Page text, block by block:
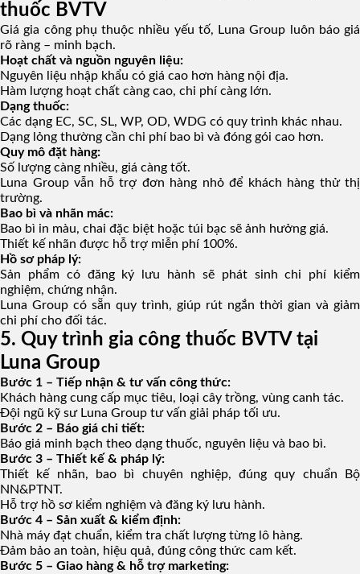
thuốc BVTV
Giá gia công phụ thuộc nhiều yếu tố, Luna Group luôn báo giá
rõ ràng – minh bạch.
Hoạt chất và nguồn nguyên liệu:
Nguyên liệu nhập khẩu có giá cao hơn hàng nội địa.
Hàm lượng hoạt chất càng cao, chi phí càng lớn.
Dạng thuốc:
Các dạng EC, SC, SL, WP, OD, WDG có quy trình khác nhau.
Dạng lỏng thường cần chi phí bao bì và đóng gói cao hơn.
Quy mô đặt hàng:
Số lượng càng nhiều, giá càng tốt.
Luna Group vẫn hỗ trợ đơn hàng nhỏ để khách hàng thử thị
trường.
Bao bì và nhãn mác:
Bao bì in màu, chai đặc biệt hoặc túi bạc sẽ ảnh hưởng giá.
Thiết kế nhãn được hỗ trợ miễn phí 100%.
Hồ sơ pháp lý:
Sản phẩm có đăng ký lưu hành sẽ phát sinh chi phí kiểm
nghiệm, chứng nhận.
Luna Group có sẵn quy trình, giúp rút ngắn thời gian và giảm
chi phí cho đối tác.
5. Quy trình gia công thuốc BVTV tại
Luna Group
Bước 1 – Tiếp nhận & tư vấn công thức:
Khách hàng cung cấp mục tiêu, loại cây trồng, vùng canh tác.
Đội ngũ kỹ sư Luna Group tư vấn giải pháp tối ưu.
Bước 2 – Báo giá chi tiết:
Báo giá minh bạch theo dạng thuốc, nguyên liệu và bao bì.
Bước 3 – Thiết kế & pháp lý:
Thiết kế nhãn, bao bì chuyên nghiệp, đúng quy chuẩn Bộ
NN&PTNT.
Hỗ trợ hồ sơ kiểm nghiệm và đăng ký lưu hành.
Bước 4 – Sản xuất & kiểm định:
Nhà máy đạt chuẩn, kiểm tra chất lượng từng lô hàng.
Đảm bảo an toàn, hiệu quả, đúng công thức cam kết.
Bước 5 – Giao hàng & hỗ trợ marketing: